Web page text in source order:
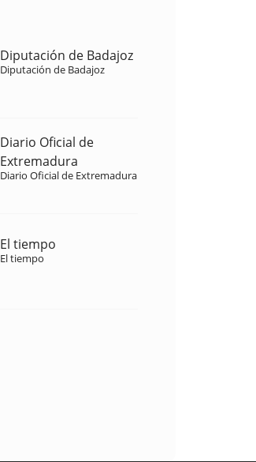
Diputación de Badajoz
Diputación de Badajoz
Diario Oficial de
Extremadura
Diario Oficial de Extremadura
El tiempo
El tiempo